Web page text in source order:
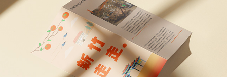
2022
KV Design｜Hsinchu County Trip (proposal)